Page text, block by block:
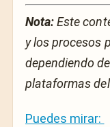
Nota:Este
y los procesos
dependiendo
plataformas
Puedes mirar: